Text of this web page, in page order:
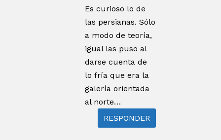
Es curioso lo de
las persianas. Sólo
a modo de teoría,
igual las puso al
darse cuenta de
lo fría que era la
galería orientada
al norte…
RESPONDER